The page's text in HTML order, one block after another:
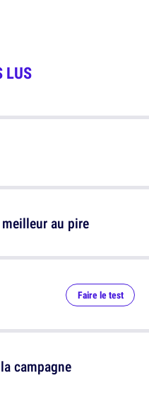
LUS
au pire
Faire le test
campagne